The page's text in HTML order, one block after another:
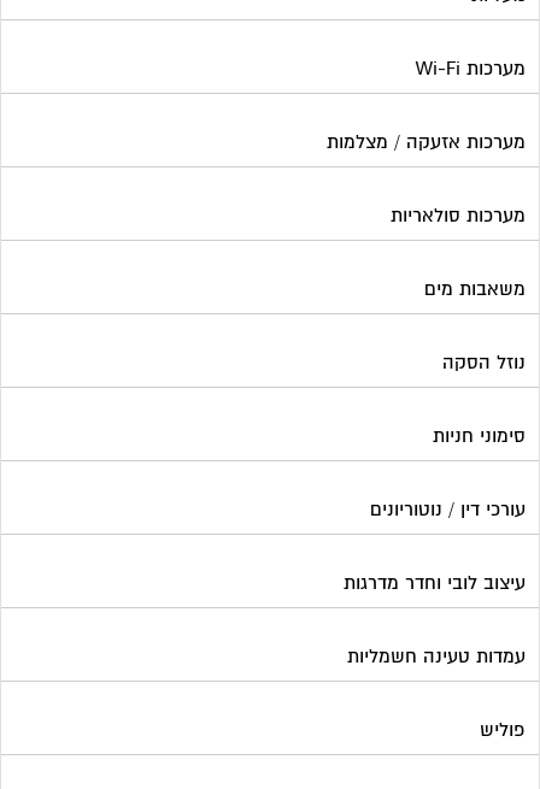
מערכות Wi-Fi
מערכות אזעקה / מצלמות
מערכות סולאריות
משאבות מים
נוזל הסקה
סימוני חניות
עורכי דין / נוטוריונים
עיצוב לובי וחדר מדרגות
עמדות טעינה חשמליות
פוליש